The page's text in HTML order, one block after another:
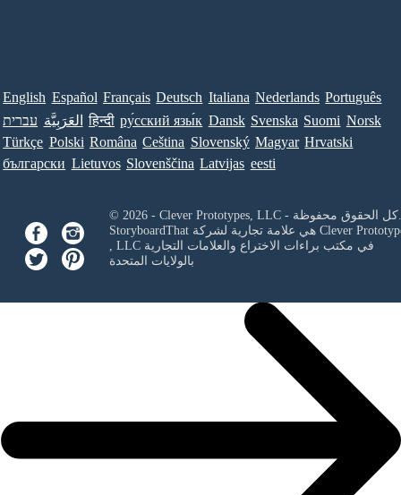
English Español Français Deutsch Italiana Nederlands Português
עברית العَرَبِيَّة हिन्दी ру́сский язы́к Dansk Svenska Suomi Norsk
Türkçe Polski Româna Ceština Slovenský Magyar Hrvatski
български Lietuvos Slovenščina Latvijas eesti
© 2026 - Clever Prototypes, LLC - كل الحقوق محفوظة.
StoryboardThat هي علامة تجارية لشركة Clever
, LLCفي مكتب براءات الاختراع والعلامات التجارية
بالولايات المتحدة